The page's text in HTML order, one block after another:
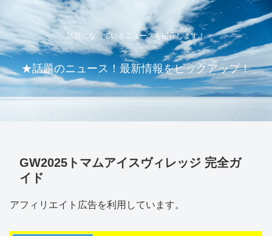
話題になっているニュースを紹介します！
★話題のニュース！最新情報をピックアップ！
GW2025トマムアイスヴィレッジ 完全ガ
イド
アフィリエイト広告を利用しています。